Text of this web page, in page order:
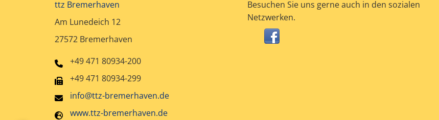
ttz Bremerhaven
Am Lunedeich 12
27572 Bremerhaven
+49 471 80934-200
+49 471 80934-299
info@ttz-bremerhaven.de
www.ttz-bremerhaven.de
Besuchen Sie uns gerne auch in den sozialen
Netzwerken.